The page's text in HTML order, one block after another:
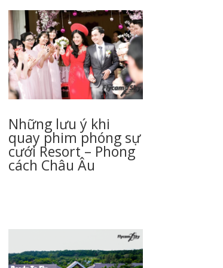
Những lưu ý khi
quay phim phóng sự
cưới Resort – Phong
cách Châu Âu